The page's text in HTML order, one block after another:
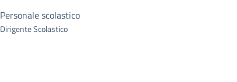
Personale scolastico
Dirigente Scolastico